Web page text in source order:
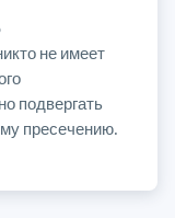
не имеет
подвергать
пресечению.